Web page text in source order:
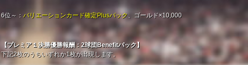
6位～： バリエーションカード確定Plusパック、ゴールド×10,000
【プレミア１決勝優勝報酬：2球団Benefitパック】
下記2枚のうちいずれか1枚が出現します。